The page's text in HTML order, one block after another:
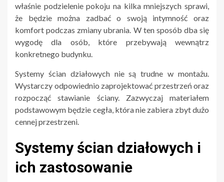
właśnie podzielenie pokoju na kilka mniejszych sprawi,
że będzie można zadbać o swoją intymność oraz
komfort podczas zmiany ubrania. W ten sposób dba się
wygodę dla osób, które przebywają wewnątrz
konkretnego budynku.
Systemy ścian działowych nie są trudne w montażu.
Wystarczy odpowiednio zaprojektować przestrzeń oraz
rozpocząć stawianie ściany. Zazwyczaj materiałem
podstawowym będzie cegła, która nie zabiera zbyt dużo
cennej przestrzeni.
Systemy ścian działowych i
ich zastosowanie